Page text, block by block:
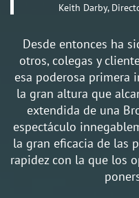
Keith Darby,
Desde entonces ha
otros, colegas y
esa poderosa primera
la gran altura que
extendida de una
espectáculo
la gran eficacia de las
rapidez con la que los